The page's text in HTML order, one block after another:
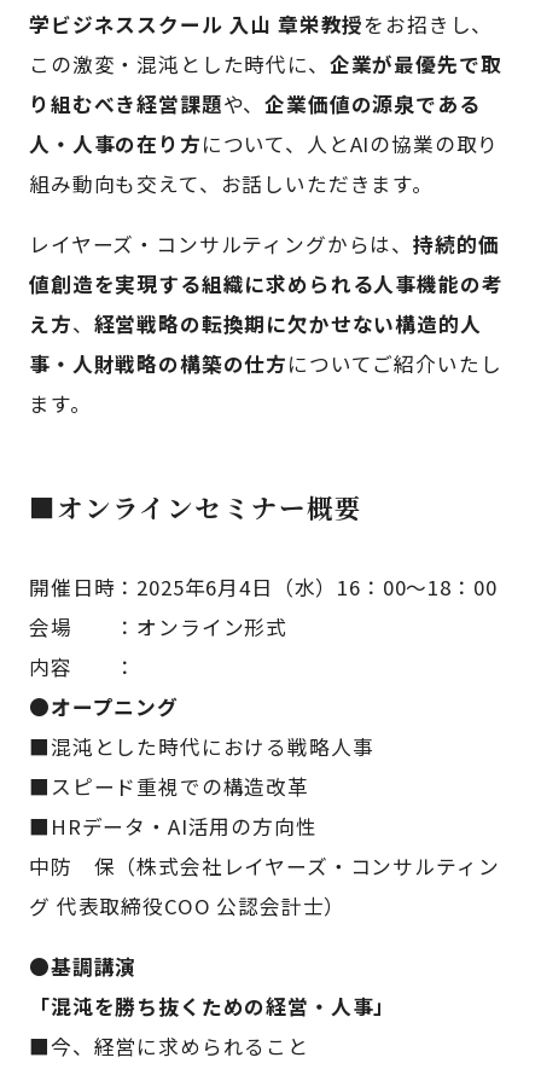
学ビジネススクール 入山 章栄教授をお招きし、
この激変・混沌とした時代に、 企業が最優先で取
り組むべき経営課題や、企業価値の源泉である
人・人事の在り方について、人とAIの協業の取り
組み動向も交えて、お話しいただきます。
レイヤーズ・コンサルティングからは、持続的価
値創造を実現する組織に求められる人事機能の考
え方、 経営戦略の転換期に欠かせない構造的人
事・人財戦略の構築の仕方についてご紹介いたし
ます。
■オンラインセミナー概要
開催日時：2025年6月4日（水）16：00～18：00
会場 ：オンライン形式
内容 ：
●オープニング
■混沌とした時代における戦略人事
■スピード重視での構造改革
■HRデータ・AI活用の方向性
中防 保（株式会社レイヤーズ・コンサルティン
グ 代表取締役COO 公認会計士）
●基調講演
「混沌を勝ち抜くための経営・人事」
■今、経営に求められること